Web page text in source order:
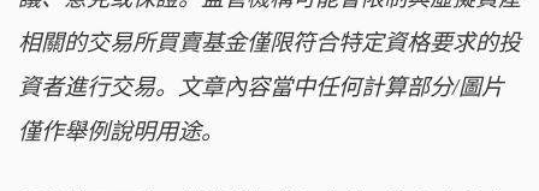
相關的交易所買賣基金僅限符合特定資格要求的投
資者進行交易。文章內容當中任何計算部分/圖片
僅作舉例說明用途。